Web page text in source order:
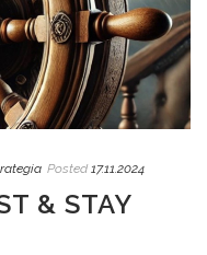
Posted 17.11.2024
& STAY